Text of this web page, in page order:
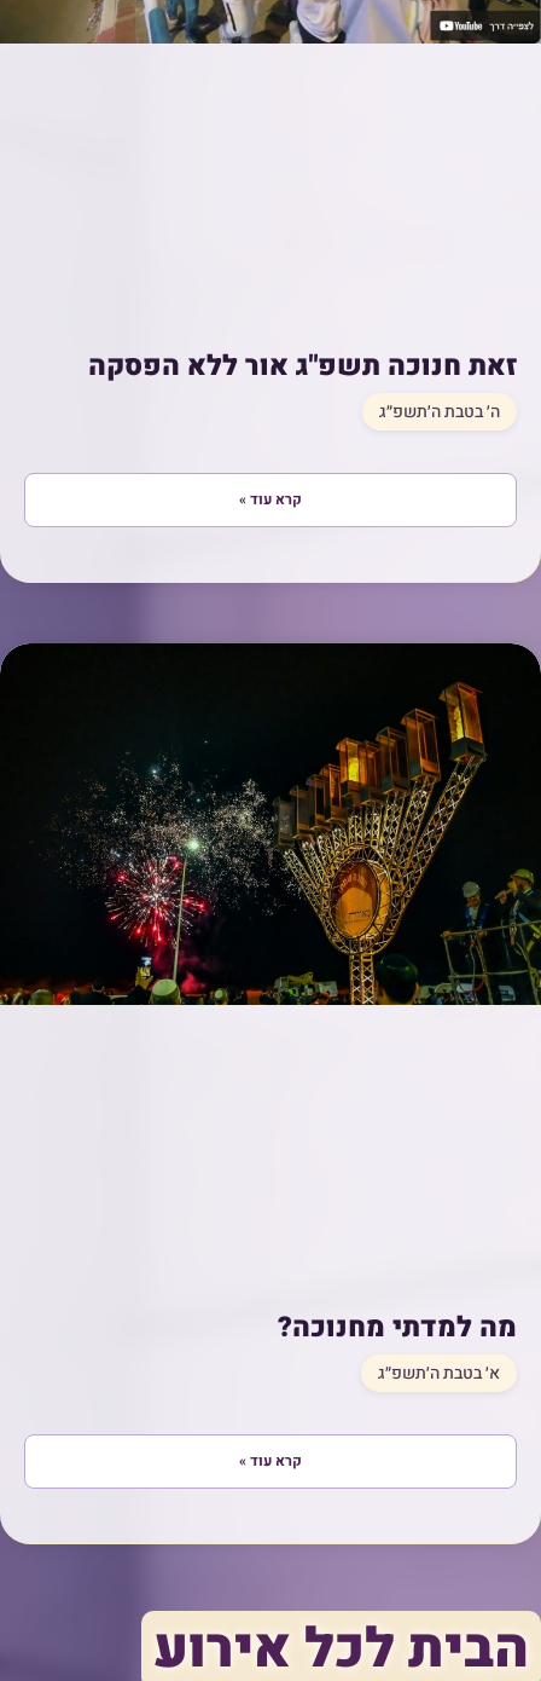
זאת חנוכה תשפ"ג אור ללא הפסקה
ה׳ בטבת ה׳תשפ״ג
קרא עוד »
מה למדתי מחנוכה?
א׳ בטבת ה׳תשפ״ג
קרא עוד »
הבית לכל אירוע